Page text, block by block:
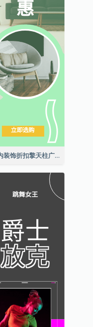
室内装饰折扣擎天柱广告